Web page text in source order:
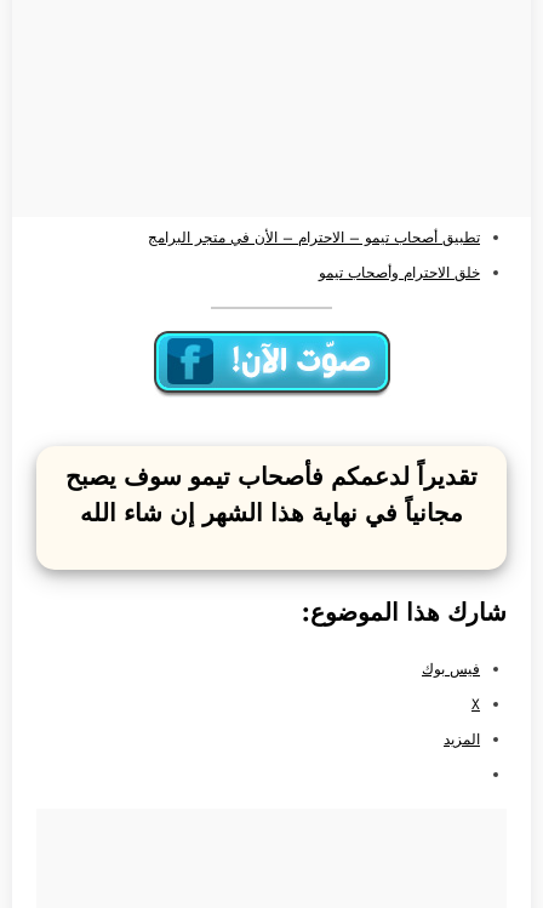
تطبيق أصحاب تيمو – الاحترام – الأن في متجر البرامج
خلق الاحترام وأصحاب تيمو
تقديراً لدعمكم فأصحاب تيمو سوف يصبح
مجانياً في نهاية هذا الشهر إن شاء الله
شارك هذا الموضوع:
فيس بوك
X
المزيد